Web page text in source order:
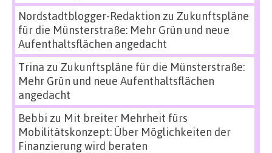
Nordstadtblogger-Redaktion zu Zukunftspläne
für die Münsterstraße: Mehr Grün und neue
Aufenthaltsflächen angedacht
Trina zu Zukunftspläne für die Münsterstraße:
Mehr Grün und neue Aufenthaltsflächen
angedacht
Bebbi zu Mit breiter Mehrheit fürs
Mobilitätskonzept: Über Möglichkeiten der
Finanzierung wird beraten